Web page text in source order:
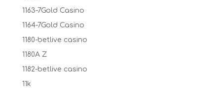
1163-7Gold Casino
1164-7Gold Casino
1180-betlive casino
1180A Z
1182-betlive casino
11k